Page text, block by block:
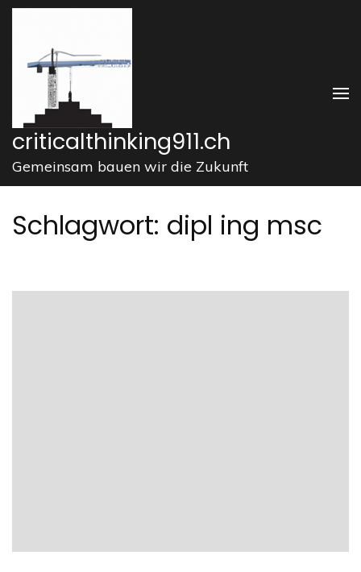
Zum
springen
drücken)
criticalthinking911.ch
Gemeinsam bauen wir die Zukunft
Schlagwort: dipl ing msc